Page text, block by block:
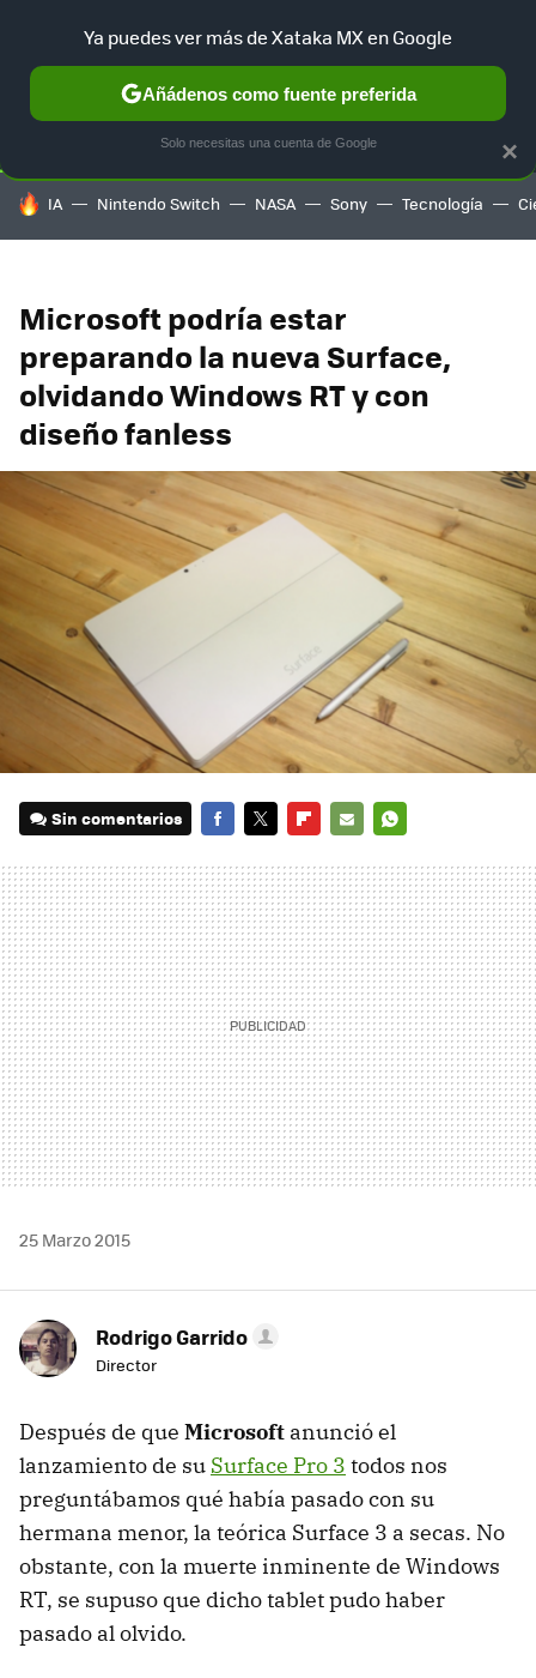
SELECCIÓN GAMING HOME AUTO TERRITORIO
HOY SE HABLA DE
IA Nintendo Switch NASA Sony Tecnología
Microsoft podría estar
preparando la nueva Surface,
olvidando Windows RT y con
diseño fanless
Sin comentarios
MAIL
25 Marzo 2015
Rodrigo Garrido
Director
Después de que Microsoft anunció el
lanzamiento de su Surface Pro 3 todos nos
preguntábamos qué había pasado con su
hermana menor, la teórica Surface 3 a secas. No
obstante, con la muerte inminente de Windows
RT, se supuso que dicho tablet pudo haber
pasado al olvido.
×
Ya puedes ver más de Xataka MX en Google
Añádenos como fuente preferida
Solo necesitas una cuenta de Google